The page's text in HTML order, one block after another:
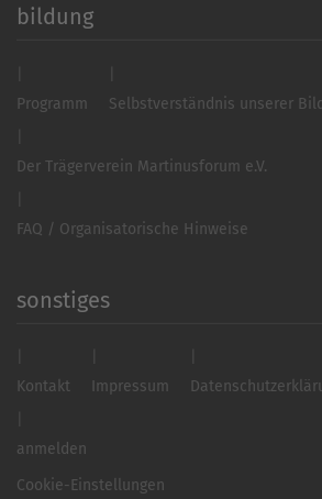
bildung
Programm Selbstverständnis unserer
Der Trägerverein Martinusforum e.V.
FAQ / Organisatorische Hinweise
sonstiges
Kontakt Impressum
anmelden
Cookie-Einstellungen